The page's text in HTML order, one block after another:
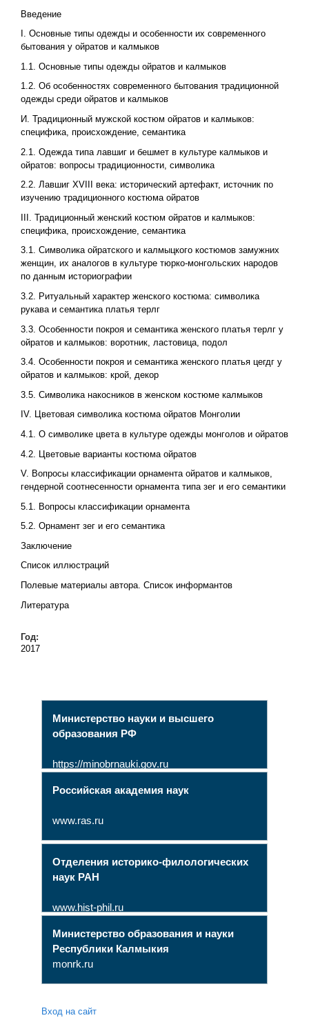
Введение
I. Основные типы одежды и особенности их современного
бытования у ойратов и калмыков
1.1. Основные типы одежды ойратов и калмыков
1.2. Об особенностях современного бытования традиционной
одежды среди ойратов и калмыков
И. Традиционный мужской костюм ойратов и калмыков:
специфика, происхождение, семантика
2.1. Одежда типа лавшиг и бешмет в культуре калмыков и
ойратов: вопросы традиционности, символика
2.2. Лавшиг XVIII века: исторический артефакт, источник по
изучению традиционного костюма ойратов
III. Традиционный женский костюм ойратов и калмыков:
специфика, происхождение, семантика
3.1. Символика ойратского и калмыцкого костюмов замужних
женщин, их аналогов в культуре тюрко-монгольских народов
по данным историографии
3.2. Ритуальный характер женского костюма: символика
рукава и семантика платья терлг
3.3. Особенности покроя и семантика женского платья терлг у
ойратов и калмыков: воротник, ластовица, подол
3.4. Особенности покроя и семантика женского платья цегдг у
ойратов и калмыков: крой, декор
3.5. Символика накосников в женском костюме калмыков
IV. Цветовая символика костюма ойратов Монголии
4.1. О символике цвета в культуре одежды монголов и ойратов
4.2. Цветовые варианты костюма ойратов
V. Вопросы классификации орнамента ойратов и калмыков,
гендерной соотнесенности орнамента типа зег и его семантики
5.1. Вопросы классификации орнамента
5.2. Орнамент зег и его семантика
Заключение
Список иллюстраций
Полевые материалы автора. Список информантов
Литература
Год:
2017
Министерство науки и высшего
образования РФ
https://minobrnauki.gov.ru
Российская академия наук
www.ras.ru
Отделения историко-филологических
наук РАН
www.hist-phil.ru
Министерство образования и науки
Республики Калмыкия
monrk.ru
Вход на сайт